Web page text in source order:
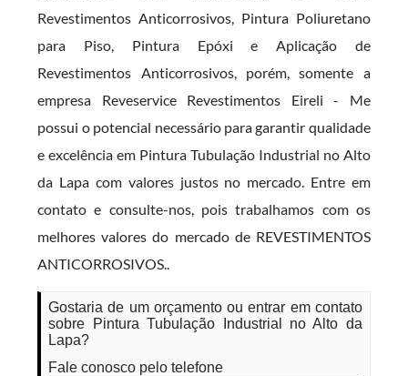
Revestimentos Anticorrosivos, Pintura Poliuretano
para Piso, Pintura Epóxi e Aplicação de
Revestimentos Anticorrosivos, porém, somente a
empresa Reveservice Revestimentos Eireli - Me
possui o potencial necessário para garantir qualidade
e excelência em Pintura Tubulação Industrial no Alto
da Lapa com valores justos no mercado. Entre em
contato e consulte-nos, pois trabalhamos com os
melhores valores do mercado de REVESTIMENTOS
ANTICORROSIVOS..
Gostaria de um orçamento ou entrar em contato
sobre Pintura Tubulação Industrial no Alto da
Lapa?
Fale conosco pelo telefone